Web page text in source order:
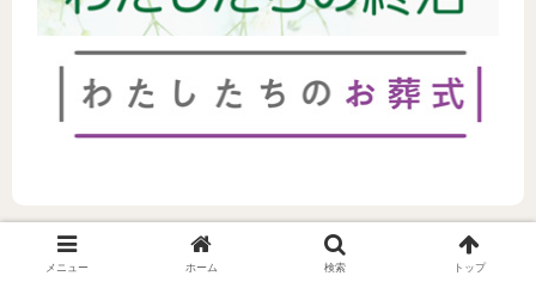
メニュー ホーム 検索 トップ